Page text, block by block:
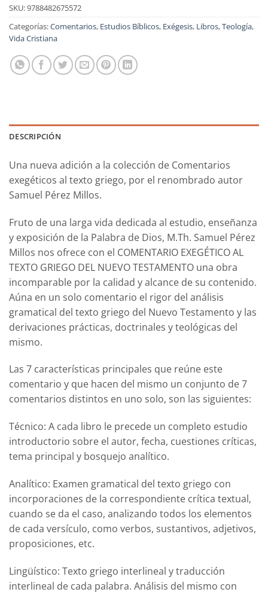
SKU:9788482675572
Categorías:Comentarios, Estudios Bíblicos, Exégesis, Libros,Teología,
Vida Cristiana
DESCRIPCIÓN
Una nueva adición a la colección de Comentarios
exegéticos al texto griego, por el renombrado autor
Samuel Pérez Millos.
Fruto de una larga vida dedicada al estudio, enseñanza
y exposición de la Palabra de Dios, M.Th. Samuel Pérez
Millos nos ofrece con el COMENTARIO EXEGÉTICO AL
TEXTO GRIEGO DEL NUEVO TESTAMENTO una obra
incomparable por la calidad y alcance de su contenido.
Aúna en un solo comentario el rigor del análisis
gramatical del texto griego del Nuevo Testamento y las
derivaciones prácticas, doctrinales y teológicas del
mismo.
Las 7 características principales que reúne este
comentario y que hacen del mismo un conjunto de 7
comentarios distintos en uno solo, son las siguientes:
Técnico: A cada libro le precede un completo estudio
introductorio sobre el autor, fecha, cuestiones críticas,
tema principal y bosquejo analítico.
Analítico: Examen gramatical del texto griego con
incorporaciones de la correspondiente crítica textual,
cuando se da el caso, analizando todos los elementos
de cada versículo, como verbos, sustantivos, adjetivos,
proposiciones, etc.
Lingüístico: Texto griego interlineal y traducción
interlineal de cada palabra. Análisis del mismo con